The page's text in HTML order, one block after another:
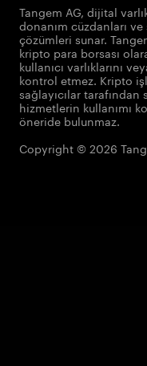
Tangem AG, dijital
donanım cüzdanları ve
çözümleri sunar.
kripto para borsası
kullanıcı varlıklarını
kontrol etmez. Kripto
sağlayıcılar
hizmetlerin kullanımı
öneride bulunmaz.